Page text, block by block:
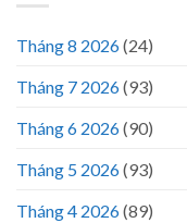
Tháng 8 2026(24)
Tháng 7 2026(93)
Tháng 6 2026(90)
Tháng 5 2026(93)
Tháng 4 2026(89)